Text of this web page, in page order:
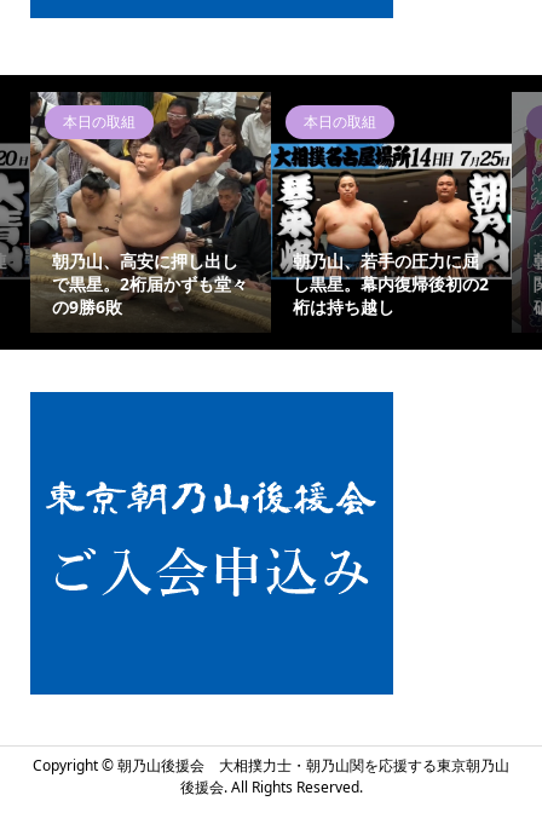
本日の取組
朝乃山、高安に押し出し
で黒星。2桁届かずも堂々
の9勝6敗
本日の取組
朝乃山、若手の圧力に屈
し黒星。幕内復帰後初の2
桁は持ち越し
Copyright ©朝乃山後援会 大相撲力士・朝乃山関を応援する東京朝乃山
後援会. All Rights Reserved.